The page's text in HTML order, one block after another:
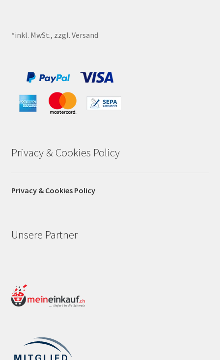
*inkl. MwSt., zzgl. Versand
Privacy & Cookies Policy
Privacy & Cookies Policy
Unsere Partner